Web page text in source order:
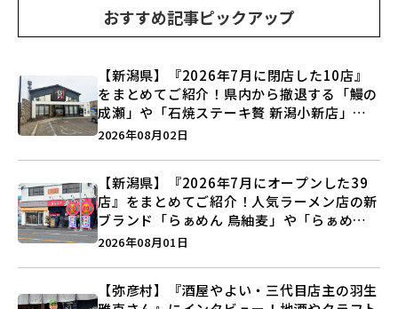
おすすめ記事ピックアップ
【新潟県】『2026年7月に閉店した10店』
をまとめてご紹介！県内から撤退する「鰻の
成瀬」や「石焼ステーキ贅 新潟小新店」が
営業に幕…。
2026年08月02日
【新潟県】『2026年7月にオープンした39
店』をまとめてご紹介！人気ラーメン店の新
ブランド「らぁめん 鳥紬麦」や「らぁめん
しょうがの空」など盛りだくさん♪
2026年08月01日
【弥彦村】『酒屋やよい・三代目店主の羽生